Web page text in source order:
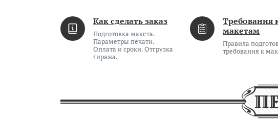
Как сделать заказ
Подготовка макета.
Параметры печати.
Оплата и сроки. Отгрузка
тиража.
Требования
макетам
Правила
требования к